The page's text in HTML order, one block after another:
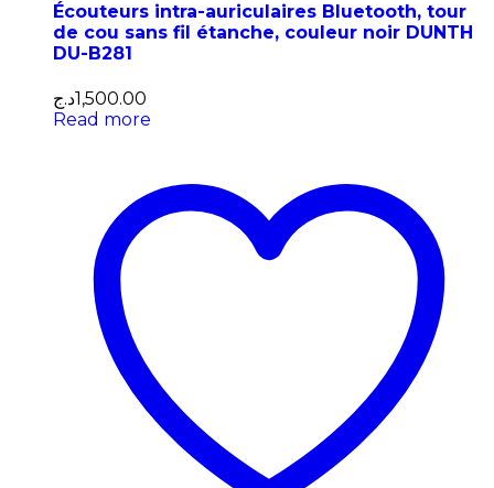
Écouteurs intra-auriculaires Bluetooth, tour
de cou sans fil étanche, couleur noir DUNTH
DU-B281
1,500.00د.ج
Read more